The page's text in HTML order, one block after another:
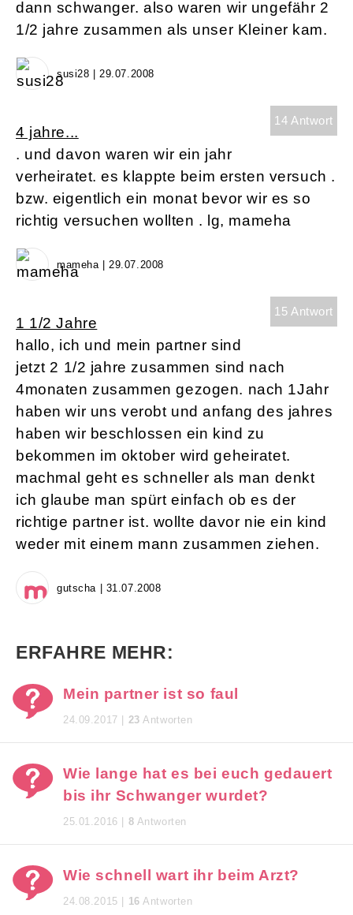
dann schwanger. also waren wir ungefähr 2
1/2 jahre zusammen als unser Kleiner kam.
susi28 | 29.07.2008
14 Antwort
4 jahre...
. und davon waren wir ein jahr
verheiratet. es klappte beim ersten versuch .
bzw. eigentlich ein monat bevor wir es so
richtig versuchen wollten . lg, mameha
mameha | 29.07.2008
15 Antwort
1 1/2 Jahre
hallo, ich und mein partner sind
jetzt 2 1/2 jahre zusammen sind nach
4monaten zusammen gezogen. nach 1Jahr
haben wir uns verobt und anfang des jahres
haben wir beschlossen ein kind zu
bekommen im oktober wird geheiratet.
machmal geht es schneller als man denkt
ich glaube man spürt einfach ob es der
richtige partner ist. wollte davor nie ein kind
weder mit einem mann zusammen ziehen.
gutscha | 31.07.2008
ERFAHRE MEHR:
Mein partner ist so faul
24.09.2017 | 23 Antworten
Wie lange hat es bei euch gedauert
bis ihr Schwanger wurdet?
25.01.2016 | 8 Antworten
Wie schnell wart ihr beim Arzt?
24.08.2015 | 16 Antworten